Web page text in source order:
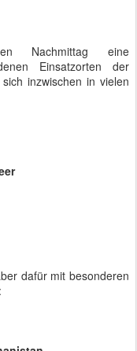
Nachmittag eine
Einsatzorten der
inzwischen in vielen
dafür mit besonderen